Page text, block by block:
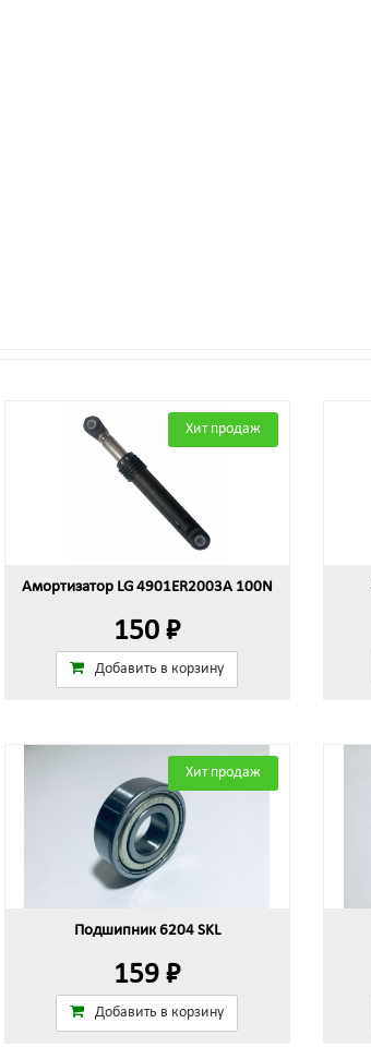
Хит продаж
Амортизатор LG 4901ER2003A 100N
150 ₽
Добавить в корзину
Хит продаж
Подшипник 6204 SKL
159 ₽
Добавить в корзину